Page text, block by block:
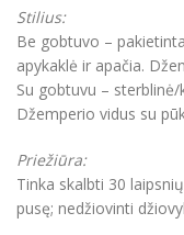
Stilius:
Be gobtuvo –
apykaklė ir apačia.
Su gobtuvu –
Džemperio vidus su
Priežiūra:
Tinka skalbti 30
pusę; nedžiovinti